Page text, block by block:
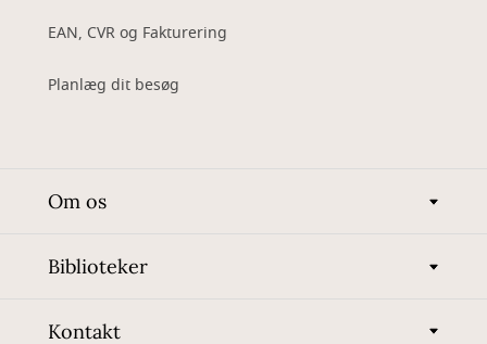
EAN, CVR og Fakturering
Planlæg dit besøg
Om os
Biblioteker
Kontakt